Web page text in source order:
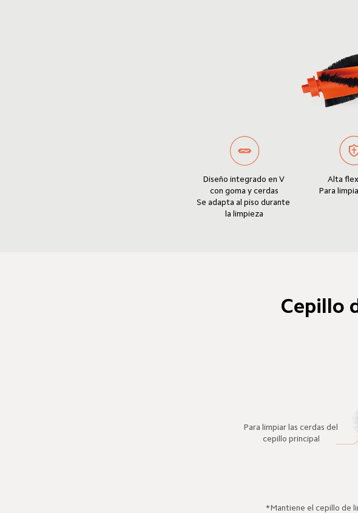
Diseño integrado en V
con goma y cerdas
Se adapta al piso durante
la limpieza
Alta
Para
Cepillo
Para limpiar las cerdas del
cepillo principal
*Mantiene el cepillo de